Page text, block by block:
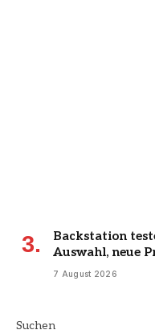
Backstation
Auswahl, neue
7 August 2026
Suchen